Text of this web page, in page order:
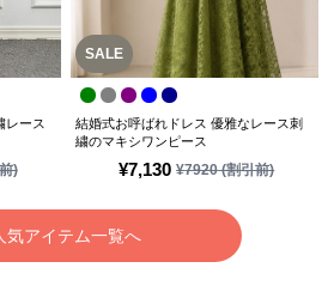
)
レース
SALE
¥7,130 ¥7920(割引前)
結婚式お呼ばれドレス 優雅なレース刺
繍のマキシワンピース
気アイテム一覧へ